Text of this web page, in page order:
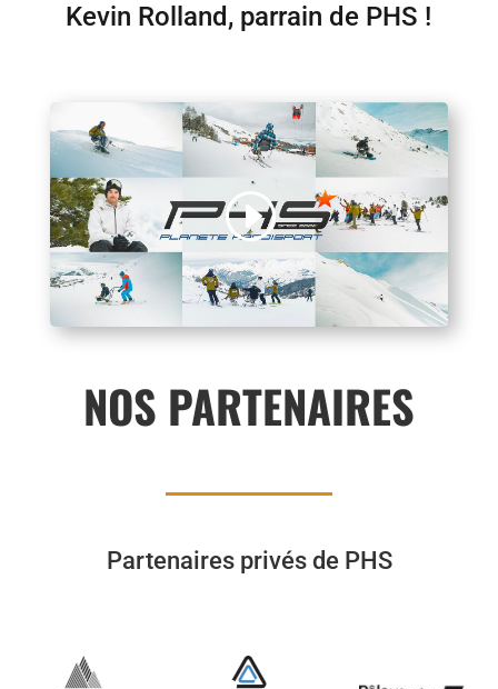
Kevin Rolland, parrain de PHS !
NOS PARTENAIRES
Partenaires privés de PHS